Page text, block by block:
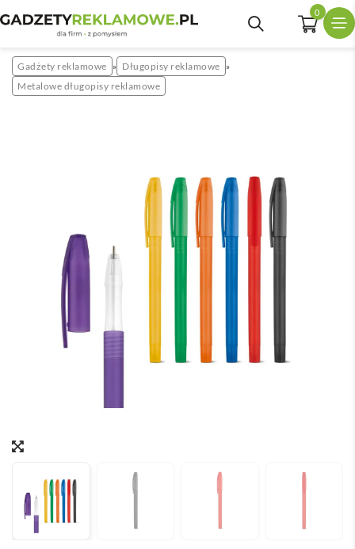
0
Gadżety reklamowe » Długopisy reklamowe »
Metalowe długopisy reklamowe